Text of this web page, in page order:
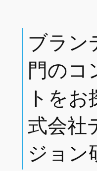
ブラン
門のコ
トを
式会社
ジョン